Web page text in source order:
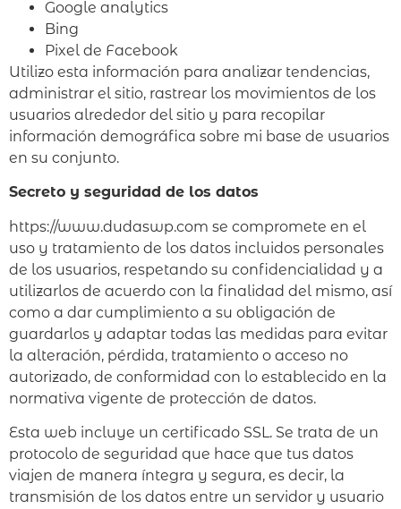
Google analytics
Bing
Pixel de Facebook
Utilizo esta información para analizar tendencias,
administrar el sitio, rastrear los movimientos de los
usuarios alrededor del sitio y para recopilar
información demográfica sobre mi base de usuarios
en su conjunto.
Secreto y seguridad de los datos
https://www.dudaswp.com se compromete en el
uso y tratamiento de los datos incluidos personales
de los usuarios, respetando su confidencialidad y a
utilizarlos de acuerdo con la finalidad del mismo, así
como a dar cumplimiento a su obligación de
guardarlos y adaptar todas las medidas para evitar
la alteración, pérdida, tratamiento o acceso no
autorizado, de conformidad con lo establecido en la
normativa vigente de protección de datos.
Esta web incluye un certificado SSL. Se trata de un
protocolo de seguridad que hace que tus datos
viajen de manera íntegra y segura, es decir, la
transmisión de los datos entre un servidor y usuario